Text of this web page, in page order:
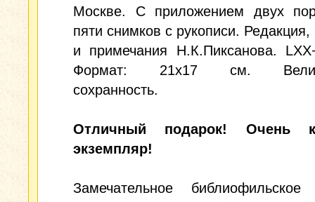
Москве. С приложением двух
пяти снимков с рукописи.
и примечания Н.К.Пиксанова.
Формат: 21х17 см.
сохранность.
Отличный подарок! Очень
экземпляр!
Замечательное библиофильское